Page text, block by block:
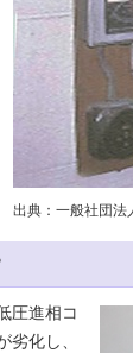
出典：一般社団
圧進相コ
劣化し、